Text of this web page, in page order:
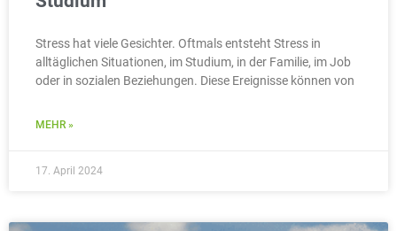
Stress hat viele Gesichter. Oftmals entsteht Stress in
alltäglichen Situationen, im Studium, in der Familie, im Job
oder in sozialen Beziehungen. Diese Ereignisse können von
MEHR »
17. April 2024